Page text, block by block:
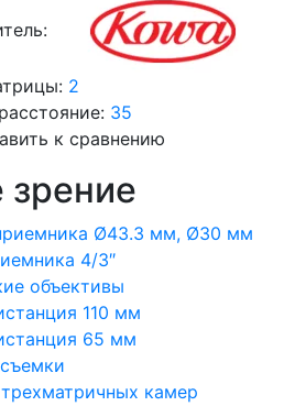
2
35
к сравнению
Ø43.3 мм, Ø30 мм
4/3″
объективы
110 мм
65 мм
камер